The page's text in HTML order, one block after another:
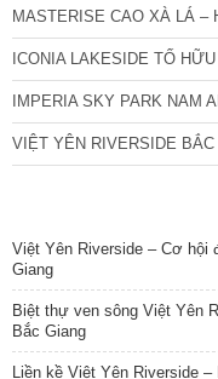
MASTERISE CAO XÀ LÁ –
ICONIA LAKESIDE TỐ
IMPERIA SKY PARK NAM
VIỆT YÊN RIVERSIDE BẮC
Việt Yên Riverside – Cơ hội
Giang
Biệt thự ven sông Việt Yên
Bắc Giang
Liền kề Việt Yên Riverside